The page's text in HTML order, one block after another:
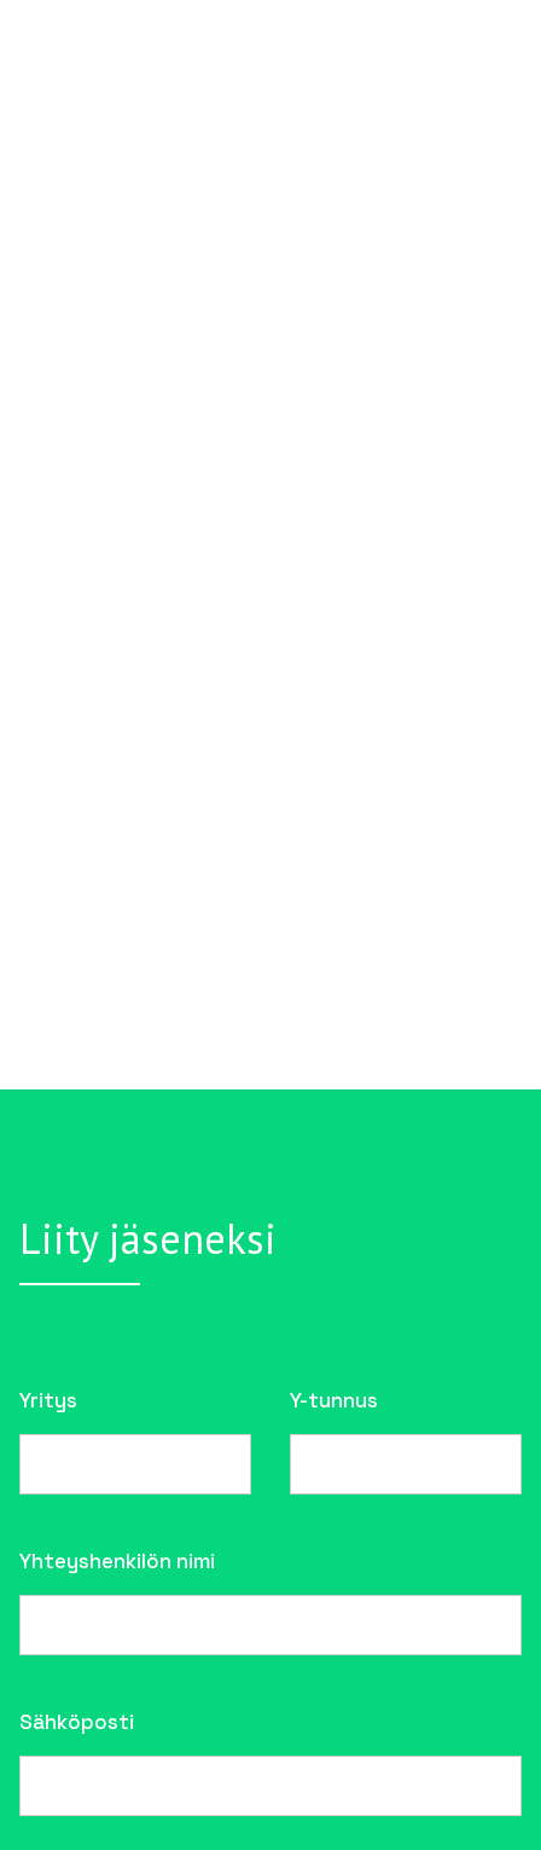
Liity jäseneksi
Yritys Y-tunnus
Yhteyshenkilön nimi
Sähköposti